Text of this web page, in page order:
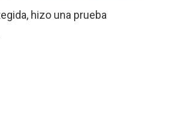
hizo una prueba